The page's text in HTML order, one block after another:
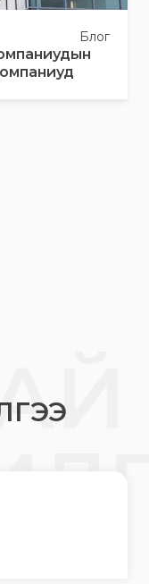
Блог